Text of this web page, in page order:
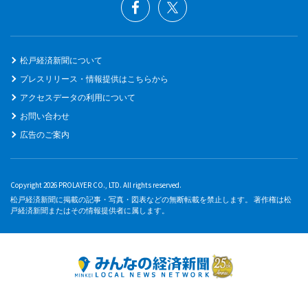
松戸経済新聞について
プレスリリース・情報提供はこちらから
アクセスデータの利用について
お問い合わせ
広告のご案内
Copyright 2026 PROLAYER CO., LTD. All rights reserved.
松戸経済新聞に掲載の記事・写真・図表などの無断転載を禁止します。 著作権は松
戸経済新聞またはその情報提供者に属します。